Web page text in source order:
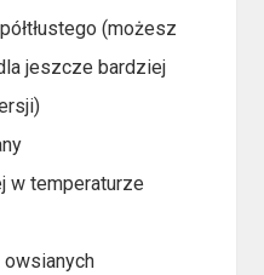
(możesz
jeszcze bardziej
w temperaturze
owsianych